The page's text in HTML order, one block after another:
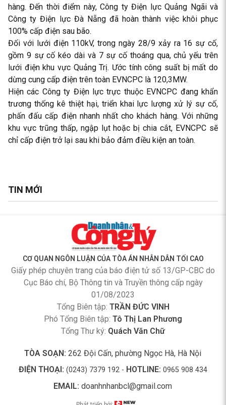
hàng. Đến thời điểm này, Công ty Điện lực Quảng Ngãi và
Công ty Điện lực Đà Nẵng đã hoàn thành việc khôi phục
100% cấp điện sau bão.
Đối với lưới điện 110kV, trong ngày 28/9 xảy ra 16 sự cố,
gồm 9 sự cố kéo dài và 7 sự cố thoáng qua, chủ yếu trên
lưới điện khu vực Quảng Trị. Ước tính công suất bị mất do
dừng cung cấp điện trên toàn EVNCPC là 120,3MW.
Hiện các Công ty Điện lực trực thuộc EVNCPC đang khẩn
trương thống kê thiệt hại, triển khai lực lượng xử lý sự cố,
phấn đấu cấp điện nhanh nhất cho khách hàng. Với những
khu vực trũng thấp, ngập lụt hoặc bị chia cắt, EVNCPC sẽ
chỉ cấp điện trở lại sau khi bảo đảm điều kiện an toàn.
TIN MỚI
CƠ QUAN NGÔN LUẬN CỦA TÒA ÁN NHÂN DÂN TỐI CAO
Giấy phép chuyên trang của báo điện tử số 13/GP-CBC do
Cục Báo chí, Bộ Thông tin và Truyền thông cấp ngày
01/08/2023
Tổng Biên tập: TRẦN ĐỨC VINH
Phó Tổng Biên tập: Tô Thị Lan Phương
Tổng Thư ký: Quách Văn Chữ
TÒA SOẠN: 262 Đội Cấn, phường Ngọc Hà, Hà Nội
ĐIỆN THOẠI: (0243) 7379 192 - HOTLINE: 0965 908 434
EMAIL: doanhnhanbcl@gmail.com